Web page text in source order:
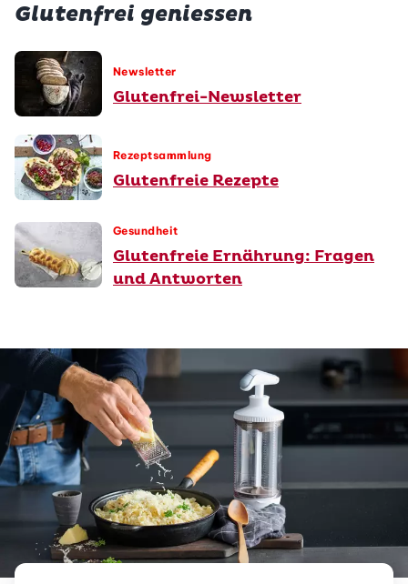
Glutenfrei geniessen
Newsletter
Glutenfrei-Newsletter
Rezeptsammlung
Glutenfreie Rezepte
Gesundheit
Glutenfreie Ernährung: Fragen
und Antworten